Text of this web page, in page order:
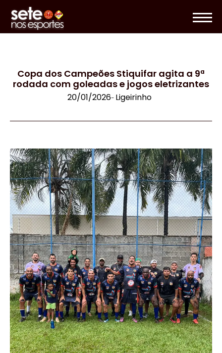
Copa dos Campeões Stiquifar agita a 9ª
rodada com goleadas e jogos eletrizantes
20/01/2026- Ligeirinho